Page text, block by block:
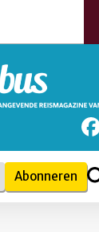
Abonneren